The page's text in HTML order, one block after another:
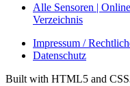
Alle Sensoren |
Verzeichnis
Impressum /
Datenschutz
Built with HTML5 and